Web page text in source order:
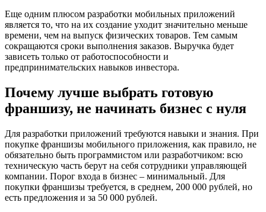
Еще одним плюсом разработки мобильных приложений
является то, что на их создание уходит значительно меньше
времени, чем на выпуск физических товаров. Тем самым
сокращаются сроки выполнения заказов. Выручка будет
зависеть только от работоспособности и
предпринимательских навыков инвестора.
Почему лучше выбрать готовую
франшизу, не начинать бизнес с нуля
Для разработки приложений требуются навыки и знания. При
покупке франшизы мобильного приложения, как правило, не
обязательно быть программистом или разработчиком: всю
техническую часть берут на себя сотрудники управляющей
компании. Порог входа в бизнес – минимальный. Для
покупки франшизы требуется, в среднем, 200 000 рублей, но
есть предложения и за 50 000 рублей.